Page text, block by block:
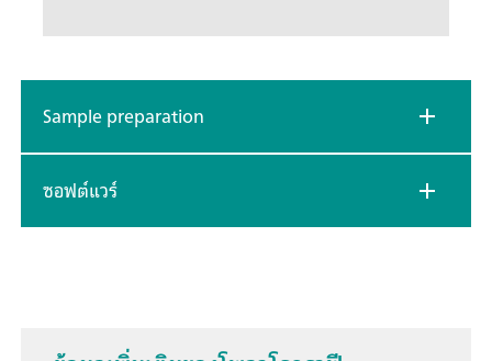
Sample preparation
ซอฟต์แวร์